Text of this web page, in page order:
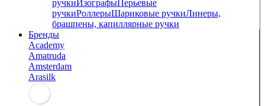
ручкиИзографыПерьевые
ручкиРоллерыШариковые ручкиЛинеры,
брашпены, капиллярные ручки
Бренды
Academy
Amatruda
Amsterdam
Arasilk